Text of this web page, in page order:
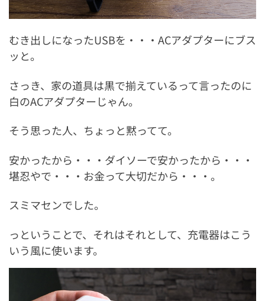
むき出しになったUSBを・・・ACアダプターにブス
ッと。
さっき、家の道具は黒で揃えているって言ったのに
白のACアダプターじゃん。
そう思った人、ちょっと黙ってて。
安かったから・・・ダイソーで安かったから・・・
堪忍やで・・・お金って大切だから・・・。
スミマセンでした。
っということで、それはそれとして、充電器はこう
いう風に使います。